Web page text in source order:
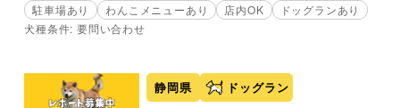
駐車場あり わんこメニューあり 店内OK
ドッグランあり
犬種条件: 要問い合わせ
静岡県 ドッグラン